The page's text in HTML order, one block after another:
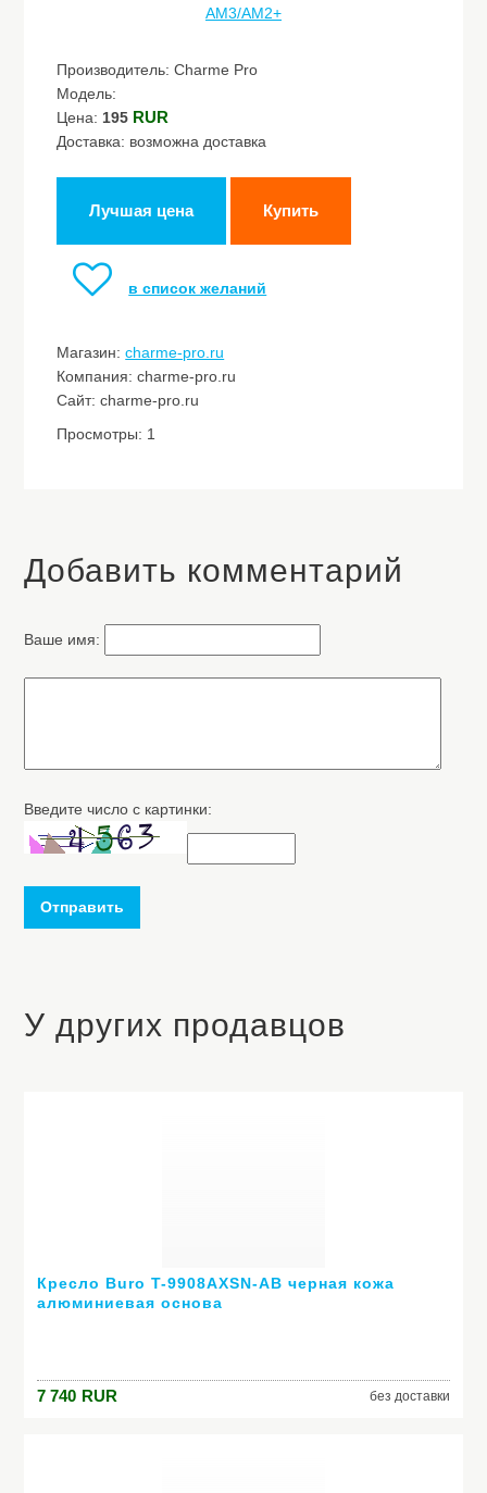
AM3/AM2+
Производитель: Charme Pro
Модель:
Цена: 195 RUR
Доставка: возможна доставка
Лучшая цена Купить
в список желаний
Магазин:charme-pro.ru
Компания: charme-pro.ru
Сайт: charme-pro.ru
Просмотры: 1
Добавить комментарий
Ваше имя:
Введите число с картинки:
Отправить
У других продавцов
Кресло Buro T-9908AXSN-AB черная кожа
алюминиевая основа
7 740 RUR без доставки